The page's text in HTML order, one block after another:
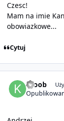
Czesc!
Mam na imie
obowiazkowe...
Cytuj
Kroob